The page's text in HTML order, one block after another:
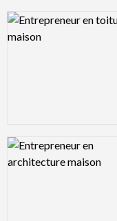
Logo Preview Image
Logo Preview Image